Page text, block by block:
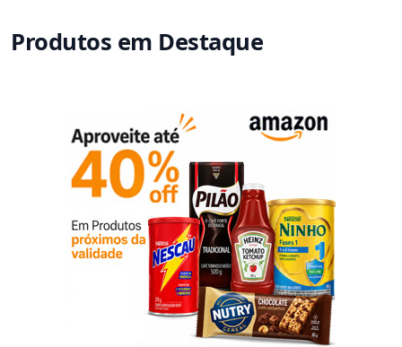
Produtos em Destaque